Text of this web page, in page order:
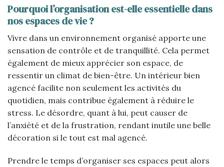
Pourquoi l’organisation est-elle essentielle dans
nos espaces de vie ?
Vivre dans un environnement organisé apporte une
sensation de contrôle et de tranquillité. Cela permet
également de mieux apprécier son espace, de
ressentir un climat de bien-être. Un intérieur bien
agencé facilite non seulement les activités du
quotidien, mais contribue également à réduire le
stress. Le désordre, quant à lui, peut causer de
l’anxiété et de la frustration, rendant inutile une belle
décoration si le tout est mal agencé.
Prendre le temps d’organiser ses espaces peut alors